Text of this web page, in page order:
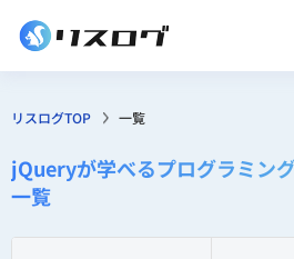
リスログTOP 一覧
jQueryが学べるプログラミン
一覧